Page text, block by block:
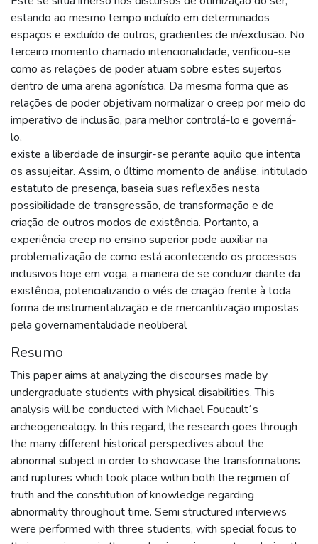
estando ao mesmo tempo incluído em determinados
espaços e excluído de outros, gradientes de in/exclusão. No
terceiro momento chamado intencionalidade, verificou-se
como as relações de poder atuam sobre estes sujeitos
dentro de uma arena agonística. Da mesma forma que as
relações de poder objetivam normalizar o creep por meio do
imperativo de inclusão, para melhor controlá-lo e governá-
lo,
existe a liberdade de insurgir-se perante aquilo que intenta
os assujeitar. Assim, o último momento de análise, intitulado
estatuto de presença, baseia suas reflexões nesta
possibilidade de transgressão, de transformação e de
criação de outros modos de existência. Portanto, a
experiência creep no ensino superior pode auxiliar na
problematização de como está acontecendo os processos
inclusivos hoje em voga, a maneira de se conduzir diante da
existência, potencializando o viés de criação frente à toda
forma de instrumentalização e de mercantilização impostas
pela governamentalidade neoliberal
Resumo
This paper aims at analyzing the discourses made by
undergraduate students with physical disabilities. This
analysis will be conducted with Michael Foucault´s
archeogenealogy. In this regard, the research goes through
the many different historical perspectives about the
abnormal subject in order to showcase the transformations
and ruptures which took place within both the regimen of
truth and the constitution of knowledge regarding
abnormality throughout time. Semi structured interviews
were performed with three students, with special focus to